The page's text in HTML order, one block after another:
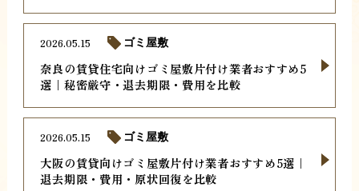
奈良の賃貸住宅向けゴミ屋敷片付け業者おすすめ5
選｜秘密厳守・退去期限・費用を比較
2026.05.15 ゴミ屋敷
大阪の賃貸向けゴミ屋敷片付け業者おすすめ5選｜
退去期限・費用・原状回復を比較
2026.05.15 ゴミ屋敷